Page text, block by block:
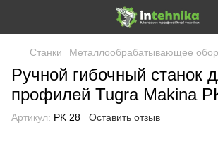
Станки Металлообрабатывающее
Ручной гибочный станок
профилей Tugra Makina
Артикул: PK 28 Оставить отзыв